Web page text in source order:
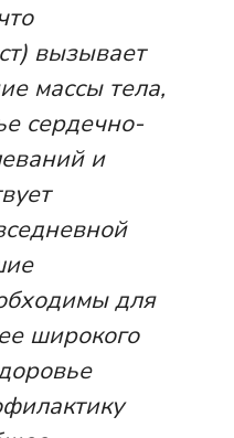
вызывает
массы тела,
сердечно-
и
для
широкого